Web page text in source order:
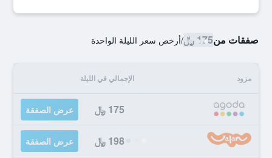
صفقات من175 ﷼ /أرخص سعر الليلة الواحدة
مزود الإجمالي في الليلة
175 ﷼ عرض الصفقة
198 ﷼ عرض الصفقة